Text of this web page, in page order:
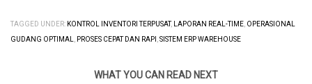
TAGGED UNDER: KONTROL INVENTORI TERPUSAT, LAPORAN REAL-TIME OPERASIONAL
GUDANG OPTIMAL
PROSES CEPAT DAN RAPI SISTEM ERP WAREHOUSE
WHAT YOU CAN READ NEXT